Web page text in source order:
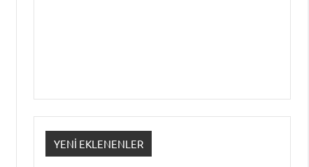
YENI EKLENENLER